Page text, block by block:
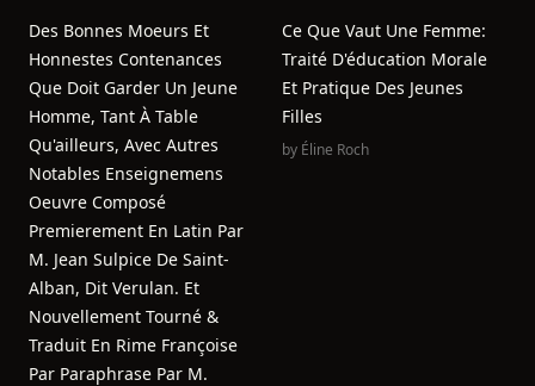
Des Bonnes Moeurs Et
Honnestes Contenances
Que Doit Garder Un Jeune
Homme, Tant À Table
Qu'ailleurs, Avec Autres
Notables Enseignemens
Oeuvre Composé
Premierement En Latin Par
M. Jean Sulpice De Saint-
Alban, Dit Verulan. Et
Nouvellement Tourné &
Traduit En Rime Françoise
Par Paraphrase Par M.
Ce Que Vaut Une Femme:
Traité D'éducation Morale
Et Pratique Des Jeunes
Filles
by Éline Roch